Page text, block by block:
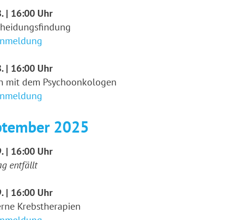
| 16:00 Uhr
| 16:00 Uhr
mit dem Psychoonkologen
2025
| 16:00 Uhr
entfällt
| 16:00 Uhr
Krebstherapien